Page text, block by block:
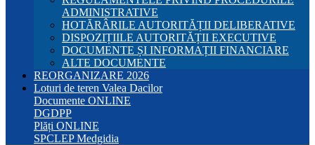
ADMINISTRATIVE
HOTĂRÂRILE AUTORITĂȚII DELIBERATIVE
DISPOZIȚIILE AUTORITĂȚII EXECUTIVE
DOCUMENTE ȘI INFORMAȚII FINANCIARE
ALTE DOCUMENTE
REORGANIZARE 2026
Loturi de teren Valea Dacilor
Documente ONLINE
DGDPP
Plăți ONLINE
SPCLEP Medgidia